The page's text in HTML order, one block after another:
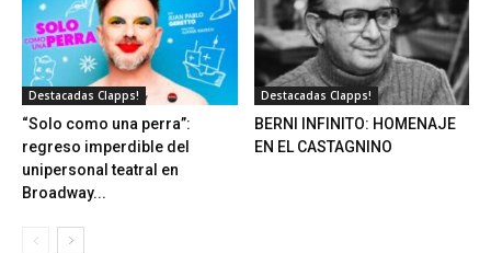
Destacadas Clapps!
“Solo como una perra”:
regreso imperdible del
unipersonal teatral en
Broadway...
Destacadas Clapps!
BERNI INFINITO: HOMENAJE
EN EL CASTAGNINO